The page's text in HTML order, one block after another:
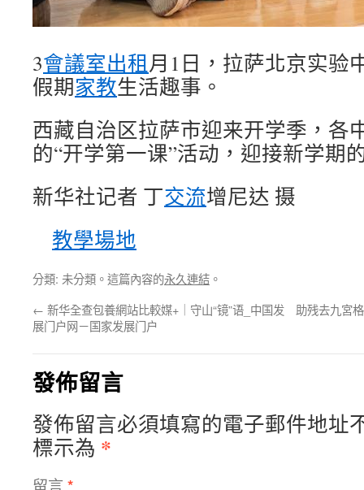
3會議室出租月1日，拉萨北京实验
假期家教生活趣事。
西藏自治区拉萨市迎来开学季，各
的“开学第一课”活动，迎接新学期
新华社记者 丁交流增尼达 摄
教學場地
分類: 未分類。這篇內容的永久連結 。
← 新华全查包養網站比較媒+｜守山“镜”语_中国发
展门户网－国家发展门户
助残去九宮
發佈留言
發佈留言必須填寫的電子郵件地址
標示為 *
留言 *